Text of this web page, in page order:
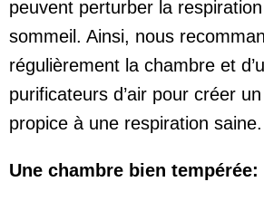
peuvent perturber la
sommeil. Ainsi, nous
régulièrement la chambre et
purificateurs d’air pour créer
propice à une respiration saine.
Une chambre bien tempérée: